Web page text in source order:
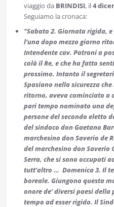
viaggio da BRINDISI, il4
Seguiamo la cronaca:
“Sabato 2. Giornata rigida,
l’una dopo mezzo giorno
Intendente cav. Patroni a
colà il Re, e che ha fatto
prossimo. Intanto il
Spasiano nella sicurezza
ritorno, aveva cominciato a
pari tempo nominato una
persone del secondo eletto
del sindaco don Gaetano
marchesino don Saverio de
del marchesino don Saverio
Serra, che si sono occupati
tutt’altro … Domenica 3. Il
boreale. Giungono questa
onore de’ diversi paesi
tempo ad esser rigido. Il